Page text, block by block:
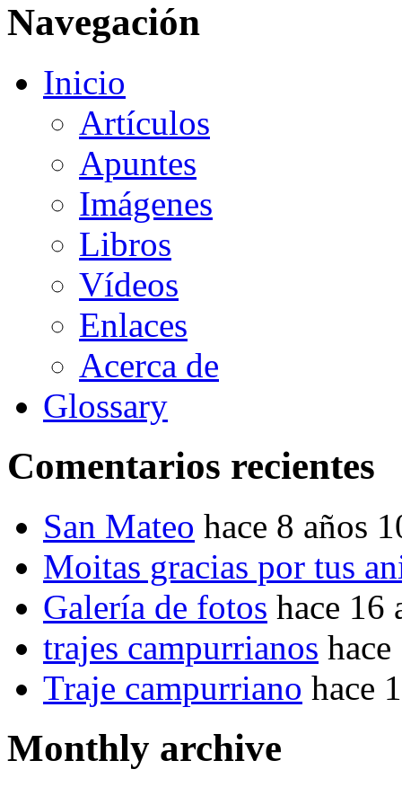
Navegación
Inicio
Artículos
Apuntes
Imágenes
Libros
Vídeos
Enlaces
Acerca de
Glossary
Comentarios recientes
San Mateo hace 8 años
Moitas gracias por tus
Galería de fotos hace 16
trajes campurrianos
Traje campurriano hace
Monthly archive